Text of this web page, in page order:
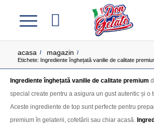
acasa / magazin /
Etichete: Ingrediente înghețată vanilie de calitate
Ingrediente înghețată vanilie de calitate premium
special create pentru a asigura un gust autentic și o
Aceste ingrediente de top sunt perfecte pentru
premium în gelaterii, cofetării sau chiar acasă.